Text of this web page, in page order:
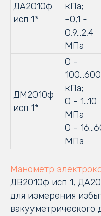
ДА2010ф
исп 1*
кПа;
-0,1 -
0,9...2,4
МПа
ДМ2010ф
исп 1*
0 -
100...600
кПа;
0 - 1…10
МПа
0 -
МПа
Манометр
ДВ2010ф исп 1,
для измерения
вакууметрического